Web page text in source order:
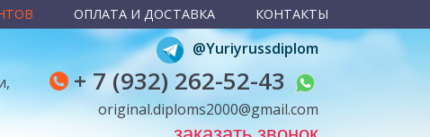
ОПЛАТА И ДОСТАВКА КОНТАКТЫ
@Yuriyrussdiplom
+ 7 (932) 262-52-43
original.diploms2000@gmail.com